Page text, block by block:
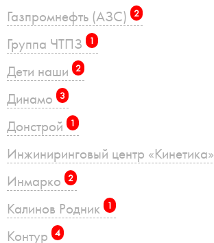
Газпромнефть (АЗС) 2
Группа ЧТПЗ 1
Дети наши 2
Динамо 3
Донстрой 1
Инжиниринговый центр «Кинетика»
Инмарко 2
Калинов Родник 1
Контур 4